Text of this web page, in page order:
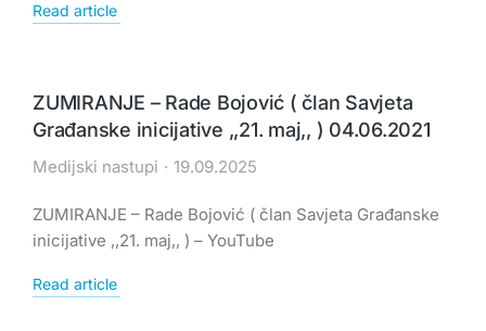
Read article
ZUMIRANJE – Rade Bojović ( član Savjeta
Građanske inicijative ,,21. maj,, ) 04.06.2021
Medijski nastupi 19.09.2025
ZUMIRANJE – Rade Bojović ( član Savjeta Građanske
inicijative ,,21. maj,, ) – YouTube
Read article